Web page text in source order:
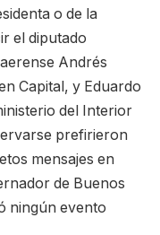
o de la
el diputado
Andrés
Capital, y Eduardo
del Interior
prefirieron
mensajes en
de Buenos
ningún evento